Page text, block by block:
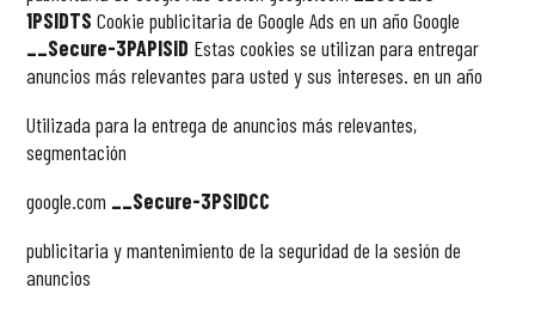
1PSIDTSCookie publicitaria de Google Ads en un añoGoogle
__Secure-3PAPISID Estas cookies se utilizan para entregar
anuncios más relevantespara usted y sus intereses.en un año
Utilizada para la entrega de anuncios más relevantes,
segmentación
google.com __Secure-3PSIDCC
publicitaria y mantenimiento de la seguridad de la sesión de
anuncios